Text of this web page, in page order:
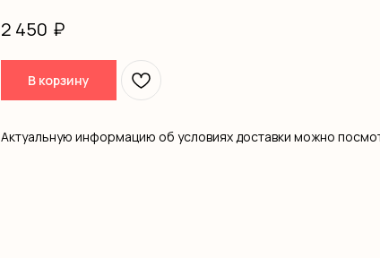
2 450 ₽
В корзину
Актуальную информацию об условиях доставки можно